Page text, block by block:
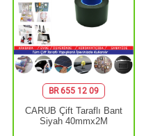
BR 655 12 09
CARUB Çift Taraflı Bant
Siyah 40mmx2M